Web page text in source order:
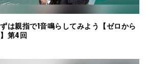
は親指で1音鳴らしてみよう【ゼロから
第4回